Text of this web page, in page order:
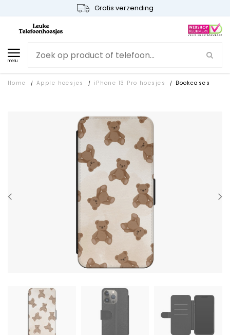
Gratis verzending
menu
Home / Apple hoesjes / iPhone 13 Pro hoesjes / Bookcases